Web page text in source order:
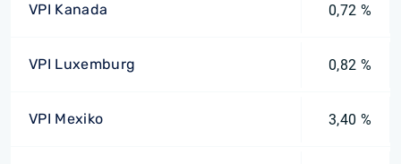
VPI Kanada 0,72 %
VPI Luxemburg 0,82 %
VPI Mexiko 3,40 %